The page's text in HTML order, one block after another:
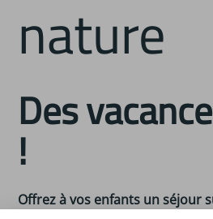
nature
Des vacances au top
!
Offrez à vos enfants un séjour